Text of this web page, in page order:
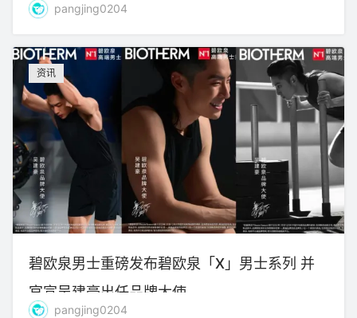
pangjing0204
资讯
碧欧泉男士重磅发布碧欧泉「X」男士系列 并
官宣吴建豪出任品牌大使
pangjing0204